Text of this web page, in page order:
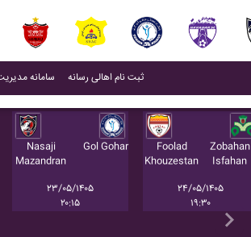
سامانه (current)
ثبت نام اهالی رسانه(current)
Gol Gohar
Nasaji
Mazandran
۲۳/۰۵/۱۴۰۵
۲۰:۱۵
Zobahan
Isfahan
Foolad
Khouzestan
۲۴/۰۵/۱۴۰۵
۱۹:۳۰
Next